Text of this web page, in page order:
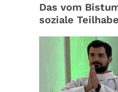
Das vom
soziale